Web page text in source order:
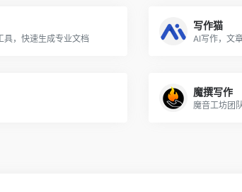
具，快速生成专业文档
写作猫
AI写作，文
魔撰写作
魔音工坊团